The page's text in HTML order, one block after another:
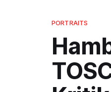
PORTRAITS